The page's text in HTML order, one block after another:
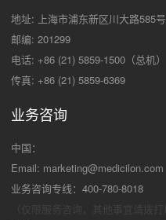
地址: 上海市浦东新区川大路585号
邮编: 201299
电话: +86 (21) 5859-1500（总机）
传真: +86 (21) 5859-6369
业务咨询
中国：
Email: marketing@medicilon.com
业务咨询专线：400-780-8018